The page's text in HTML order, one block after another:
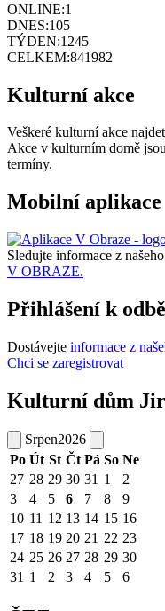
ONLINE:1
DNES:105
TÝDEN:1245
CELKEM:841982
Kulturní akce
Veškeré kulturní akce
Akce v kulturním domě
termíny.
Mobilní aplikace
Sledujte informace z
V OBRAZE.
Přihlášení k
Dostávejte informace z
Chci se zaregistrovat
Kulturní dům
Srpen2026
Po Út St Čt Pá So Ne
27 28 29 30 31 1
2
3
4 5 6 7 8
9
10 11 12 13 14 15 16
17 18 19 20 21 22 23
24 25 26 27 28 29 30
31 1 2 3 4 5 6